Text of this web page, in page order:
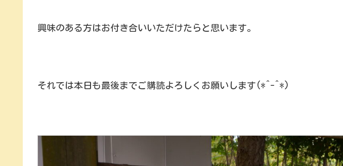
興味のある方はお付き合いいただけたらと思います。
それでは本日も最後までご購読よろしくお願いします(*^-^*)